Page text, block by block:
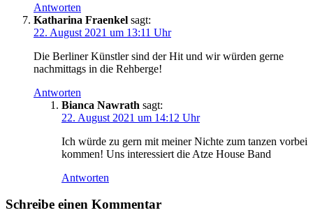
Antworten
Katharina Fraenkel sagt:
22. August 2021 um 13:11 Uhr
Die Berliner Künstler sind der Hit und wir würden gerne
nachmittags in die Rehberge!
Antworten
Bianca Nawrath sagt:
22. August 2021 um 14:12 Uhr
Ich würde zu gern mit meiner Nichte zum tanzen vorbei
kommen! Uns interessiert die Atze House Band
Antworten
Schreibe einen Kommentar